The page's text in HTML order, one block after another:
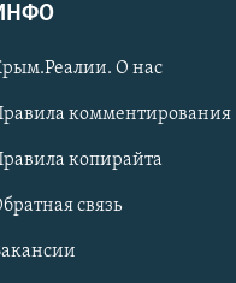
О нас
комментирования
копирайта
связь